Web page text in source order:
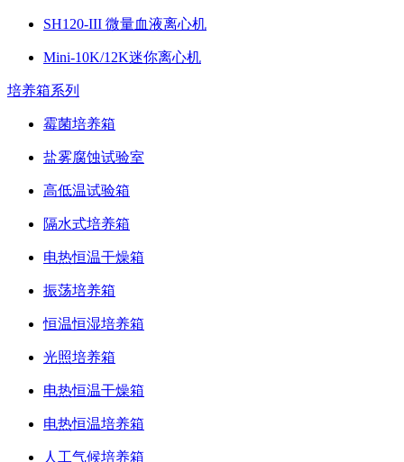
SH120-III 微量血液离心机
Mini-10K/12K迷你离心机
培养箱系列
霉菌培养箱
盐雾腐蚀试验室
高低温试验箱
隔水式培养箱
电热恒温干燥箱
振荡培养箱
恒温恒湿培养箱
光照培养箱
电热恒温干燥箱
电热恒温培养箱
人工气候培养箱